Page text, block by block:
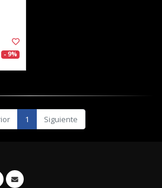
- 9%
1 Siguiente